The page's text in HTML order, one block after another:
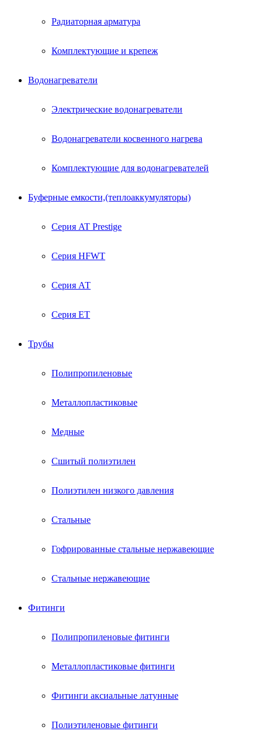
Радиаторная арматура
Комплектующие и крепеж
Водонагреватели
Электрические водонагреватели
Водонагреватели косвенного нагрева
Комплектующие для водонагревателей
Буферные емкости,(теплоаккумуляторы)
Серия AT Prestige
Серия HFWT
Серия АТ
Серия ЕТ
Трубы
Полипропиленовые
Металлопластиковые
Медные
Сшитый полиэтилен
Полиэтилен низкого давления
Стальные
Гофрированные стальные нержавеющие
Стальные нержавеющие
Фитинги
Полипропиленовые фитинги
Металлопластиковые фитинги
Фитинги аксиальные латунные
Полиэтиленовые фитинги